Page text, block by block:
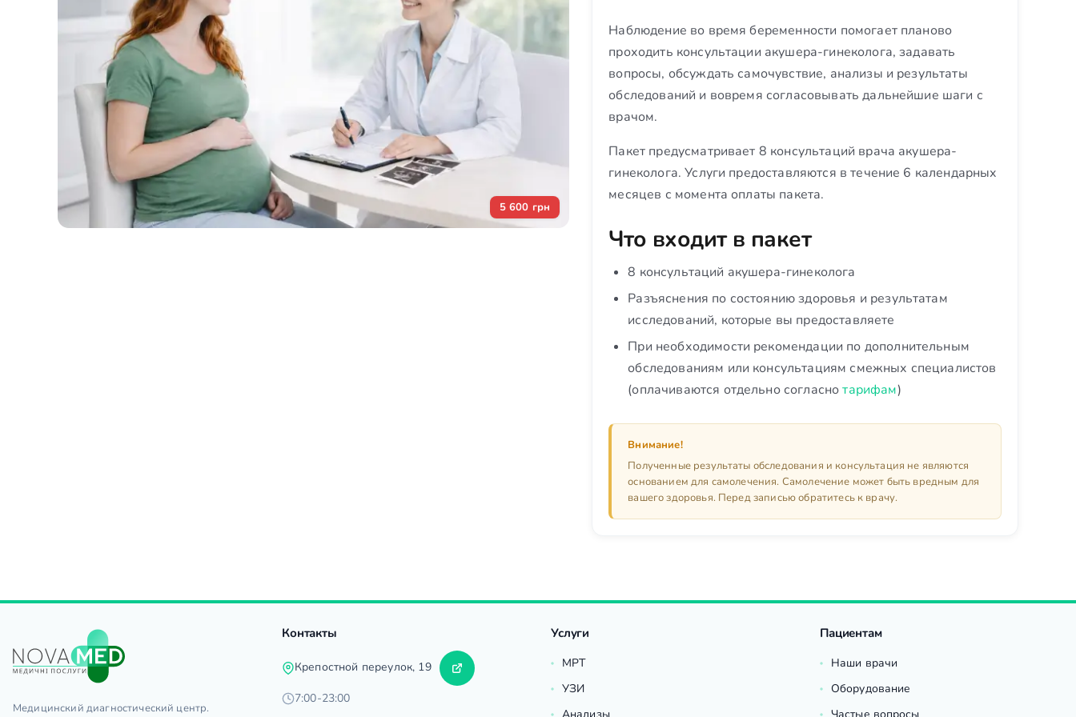
5 600 грн
Наблюдение во время беременности помогает планово
проходить консультации акушера-гинеколога, задавать
вопросы, обсуждать самочувствие, анализы и результаты
обследований и вовремя согласовывать дальнейшие шаги с
врачом.
Пакет предусматривает 8 консультаций врача акушера-
гинеколога. Услуги предоставляются в течение 6 календарных
месяцев с момента оплаты пакета.
Что входит в пакет
8 консультаций акушера-гинеколога
Разъяснения по состоянию здоровья и результатам
исследований, которые вы предоставляете
При необходимости рекомендации по дополнительным
обследованиям или консультациям смежных специалистов
(оплачиваются отдельно согласнотарифам)
Внимание!
Полученные результаты обследования и консультация не являются
основанием для самолечения. Самолечение может быть вредным для
вашего здоровья. Перед записью обратитесь к врачу.
Медицинский диагностический центр.
Контакты
Крепостной переулок, 19
7:00-23:00
Услуги
МРТ
УЗИ
Пациентам
Наши врачи
Оборудование